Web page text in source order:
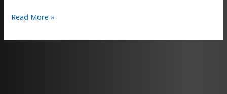
เก็บตก
งาน
Read More »